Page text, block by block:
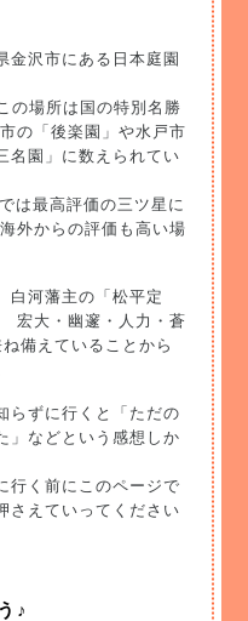
金沢市にある日本庭園
の場所は国の特別名勝
の「後楽園」や水戸市
名園」に数えられてい
は最高評価の三ツ星に
外からの評価も高い場
白河藩主の「松平定
宏大・幽邃・人力・蒼
備えていることから
らずに行くと「ただの
」などという感想しか
行く前にこのページで
さえていってください
♪